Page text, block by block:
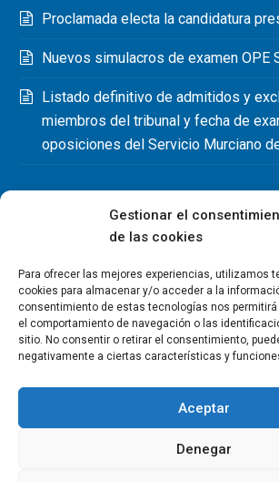
Gestionar el
de las cookies
Para ofrecer las mejores experiencias, utilizamos
cookies para almacenar y/o acceder a la
consentimiento de estas tecnologías nos
el comportamiento de navegación o las
sitio. No consentir o retirar el consentimiento,
negativamente a ciertas características y
Aceptar
Denegar
Proclamada electa la candidatura
Nuevos simulacros de examen OPE
Listado definitivo de admitidos y
miembros del tribunal y fecha de
oposiciones del Servicio Murciano
Copyright Colegio Oficial de